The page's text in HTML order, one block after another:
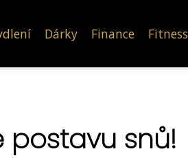
Dárky Finance Fitness
postavu snů!